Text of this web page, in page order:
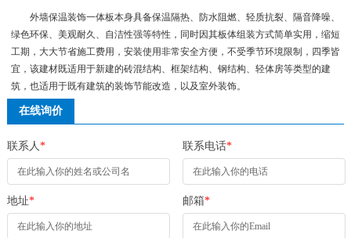
外墙保温装饰一体板本身具备保温隔热、防水阻燃、轻质抗裂、隔音降噪、
绿色环保、美观耐久、自洁性强等特性，同时因其板体组装方式简单实用，缩短
工期，大大节省施工费用，安装使用非常安全方便，不受季节环境限制，四季皆
宜，该建材既适用于新建的砖混结构、框架结构、钢结构、轻体房等类型的建
筑，也适用于既有建筑的装饰节能改造，以及室外装饰。
在线询价
联系人* 联系电话*
地址* 邮箱*